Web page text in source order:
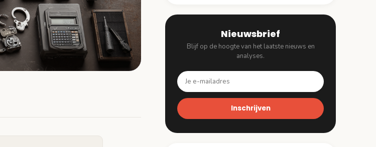
Nieuwsbrief
Blijf op de hoogte van het laatste nieuws en
analyses.
Inschrijven